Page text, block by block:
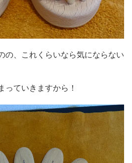
の、これくらいなら気にならない
っていきますから！